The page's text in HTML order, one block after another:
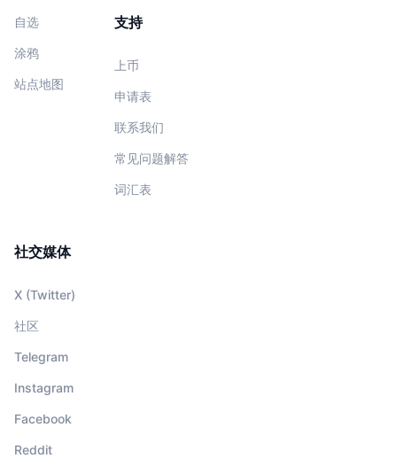
自选
涂鸦
站点地图
支持
上币
申请表
联系我们
常见问题解答
词汇表
社交媒体
X (Twitter)
社区
Telegram
Instagram
Facebook
Reddit